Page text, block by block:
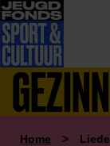
Home >